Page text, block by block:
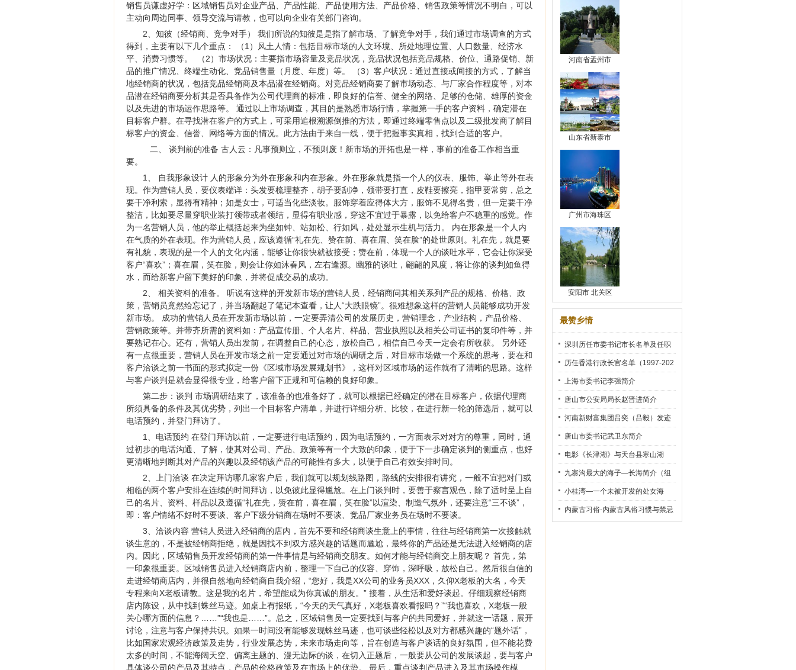
销售员谦虚好学：区域销售员对企业产品、产品性能、产品使用方法、产品价格、销售政策等情况不明白，可以
主动向周边同事、领导交流与请教，也可以向企业有关部门咨询。
2、知彼（经销商、竞争对手） 我们所说的知彼是是指了解市场、了解竞争对手，我们通过市场调查的方式
得到，主要有以下几个重点： （1）风土人情：包括目标市场的人文环境、所处地理位置、人口数量、经济水
平、消费习惯等。 （2）市场状况：主要指市场容量及竞品状况，竞品状况包括竞品规格、价位、通路促销、新
品的推广情况、终端生动化、竞品销售量（月度、年度）等。 （3）客户状况：通过直接或间接的方式，了解当
地经销商的状况，包括竞品经销商及本品潜在经销商。对竞品经销商要了解市场动态、与厂家合作程度等，对本
品潜在经销商要分析其是否具备作为公司代理商的标准，即良好的信誉、健全的网络、足够的仓储、雄厚的资金
以及先进的市场运作思路等。 通过以上市场调查，其目的是熟悉市场行情，掌握第一手的客户资料，确定潜在
目标客户群。在寻找潜在客户的方式上，可采用追根溯源倒推的方法，即通过终端零售点以及二级批发商了解目
标客户的资金、信誉、网络等方面的情况。此方法由于来自一线，便于把握事实真相，找到合适的客户。
二、 谈判前的准备 古人云：凡事预则立，不预则废！新市场的开拓也是一样，事前的准备工作相当重
要。
1、 自我形象设计 人的形象分为外在形象和内在形象。外在形象就是指一个人的仪表、服饰、举止等外在表
现。作为营销人员，要仪表端详：头发要梳理整齐，胡子要刮净，领带要打直，皮鞋要擦亮，指甲要常剪，总之
要干净利索，显得有精神；如是女士，可适当化些淡妆。服饰穿着应得体大方，服饰不见得名贵，但一定要干净
整洁，比如要尽量穿职业装打领带或者领结，显得有职业感，穿这不宜过于暴露，以免给客户不稳重的感觉。作
为一名营销人员，他的举止概括起来为坐如钟、站如松、行如风，处处显示生机与活力。 内在形象是一个人内
在气质的外在表现。作为营销人员，应该遵循“礼在先、赞在前、喜在眉、笑在脸”的处世原则。礼在先，就是要
有礼貌，表现的是一个人的文化内涵，能够让你很快就被接受；赞在前，体现一个人的谈吐水平，它会让你深受
客户“喜欢”；喜在眉，笑在脸，则会让你如沐春风，左右逢源。幽雅的谈吐，翩翩的风度，将让你的谈判如鱼得
水，而给新客户留下美好的印象，并将促成交易的成功。
2、 相关资料的准备。 听说有这样的开发新市场的营销人员，经销商问其相关系列产品的规格、价格、政
策，营销员竟然给忘记了，并当场翻起了笔记本查看，让人“大跌眼镜”。很难想象这样的营销人员能够成功开发
新市场。 成功的营销人员在开发新市场以前，一定要弄清公司的发展历史，营销理念，产业结构，产品价格、
营销政策等。并带齐所需的资料如：产品宣传册、个人名片、样品、营业执照以及相关公司证书的复印件等，并
要熟记在心。还有，营销人员出发前，在调整自己的心态，放松自己，相信自己今天一定会有所收获。 另外还
有一点很重要，营销人员在开发市场之前一定要通过对市场的调研之后，对目标市场做一个系统的思考，要在和
客户洽谈之前一书面的形式拟定一份《区域市场发展规划书》，这样对区域市场的运作就有了清晰的思路。这样
与客户谈判是就会显得很专业，给客户留下正规和可信赖的良好印象。
第二步：谈判 市场调研结束了，该准备的也准备好了，就可以根据已经确定的潜在目标客户，依据代理商
所须具备的条件及其优劣势，列出一个目标客户清单，并进行详细分析、比较，在进行新一轮的筛选后，就可以
电话预约，并登门拜访了。
1、电话预约 在登门拜访以前，一定要进行电话预约，因为电话预约，一方面表示对对方的尊重，同时，通
过初步的电话沟通、了解，使其对公司、产品、政策等有一个大致的印象，便于下一步确定谈判的侧重点，也好
更清晰地判断其对产品的兴趣以及经销该产品的可能性有多大，以便于自己有效安排时间。
2、上门洽谈 在决定拜访哪几家客户后，我们就可以规划线路图，路线的安排很有讲究，一般不宜把对门或
相临的两个客户安排在连续的时间拜访，以免彼此显得尴尬。在上门谈判时，要善于察言观色，除了适时呈上自
己的名片、资料、样品以及遵循“礼在先，赞在前，喜在眉，笑在脸”以渲染、制造气氛外，还要注意“三不谈”，
即：客户情绪不好时不要谈、客户下级分销商在场时不要谈、竞品厂家业务员在场时不要谈。
3、洽谈内容 营销人员进入经销商的店内，首先不要和经销商谈生意上的事情，往往与经销商第一次接触就
谈生意的，不是被经销商拒绝，就是因找不到双方感兴趣的话题而尴尬，最终你的产品还是无法进入经销商的店
内。因此，区域销售员开发经销商的第一件事情是与经销商交朋友。如何才能与经销商交上朋友呢？ 首先，第
一印象很重要。区域销售员进入经销商店内前，整理一下自己的仪容、穿饰，深呼吸，放松自己。然后很自信的
走进经销商店内，并很自然地向经销商自我介绍，“您好，我是XX公司的业务员XXX，久仰X老板的大名，今天
专程来向X老板请教。这是我的名片，希望能成为你真诚的朋友。” 接着，从生活和爱好谈起。仔细观察经销商
店内陈设，从中找到蛛丝马迹。如桌上有报纸，“今天的天气真好，X老板喜欢看报吗？”“我也喜欢，X老板一般
关心哪方面的信息？……”“我也是……”。总之，区域销售员一定要找到与客户的共同爱好，并就这一话题，展开
讨论，注意与客户保持共识。如果一时间没有能够发现蛛丝马迹，也可谈些轻松以及对方都感兴趣的“题外话”，
比如国家宏观经济政策及走势，行业发展态势，未来市场走向等，旨在创造与客户谈话的良好氛围，但不能花费
太多的时间，不能海阔天空、偏离主题的、漫无边际的谈，在切入正题后，一般要从公司的发展谈起，要与客户
具体谈公司的产品及其特点，产品的价格政策及在市场上的优势。 最后，重点谈判产品进入及其市场操作模
河南省孟州市
山东省新泰市
广州市海珠区
安阳市 北关区
最赞乡情
深圳历任市委书记市长名单及任职
时间
历任香港行政长官名单（1997-202
2）
上海市委书记李强简介
唐山市公安局局长赵晋进简介
河南新财富集团吕奕（吕毅）发迹
史
唐山市委书记武卫东简介
电影《长津湖》与天台县寒山湖
九寨沟最大的海子—长海简介（组
图）
小桂湾—一个未被开发的处女海
内蒙古习俗-内蒙古风俗习惯与禁忌